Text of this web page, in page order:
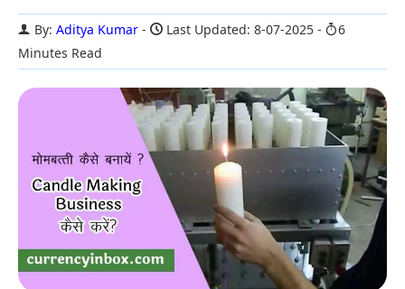
By: Aditya Kumar Last Updated: 8-07-2025
6
Minutes Read